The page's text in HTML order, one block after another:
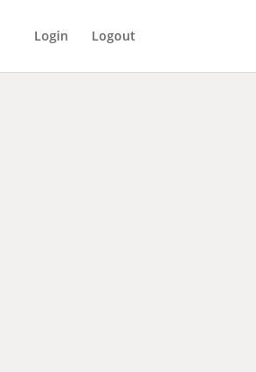
Login Logout